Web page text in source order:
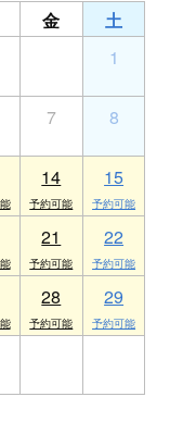
金
土
1
7 8
14 15
21 22
28 29